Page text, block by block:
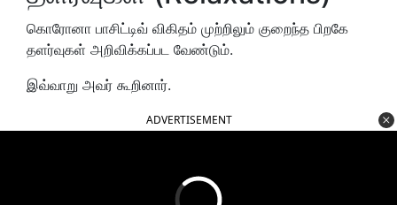
கொரோனா பாசிட்டிவ் விகிதம் முற்றிலும் குறைந்த பிறகே
தளர்வுகள் அறிவிக்கப்பட வேண்டும்.
இவ்வாறு அவர் கூறினார்.
ADVERTISEMENT